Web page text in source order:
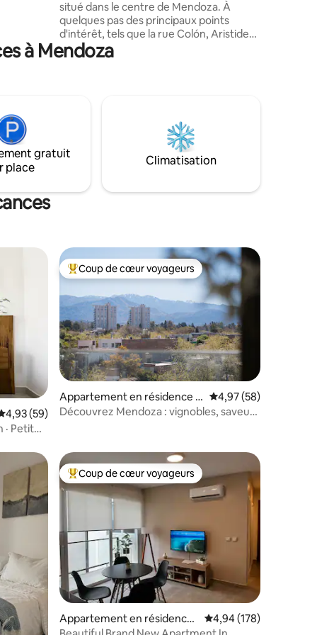
situé dans le centre de Mendoza. À
quelques pas des principaux points
d'intérêt, tels que la rue Colón, Aristides,
Belgrano et les principales attractions
touristiques. Son design moderne et
ville. Que vous veniez pour profiter de la
gastronomie, du vin ou pour découvrir la
montagne, nous vous garantissons une
expérience unique.
à Mendoza
gratuit
place
Climatisation
: 5 sur 5
appréciés
moyenne sur la base de 59 commentaires : 4,93 sur 5
4,93 (59)
· Petit
Coups de cœur voyageurs les plus appréciés
Coup de cœur voyageurs
Appartement en résidence ⋅
Capital
Évaluation moyenne
4,97 (58)
Découvrez Mendoza : vignobles, saveurs
: 4,99 sur 5
Coups de cœur voyageurs les plus appréciés
Coup de cœur voyageurs
Appartement en résidence ⋅
Mendoza
Évaluation moyenne
4,94 (178)